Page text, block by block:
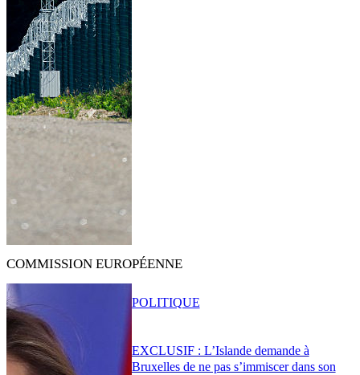
COMMISSION EUROPÉENNE
EXCLUSIF : L’Islande demande à
Bruxelles de ne pas s’immiscer dans son
POLITIQUE